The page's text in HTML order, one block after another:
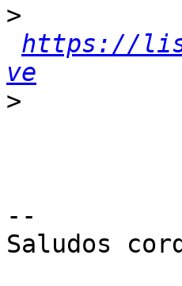
>
https://
ve
>
--
Saludos